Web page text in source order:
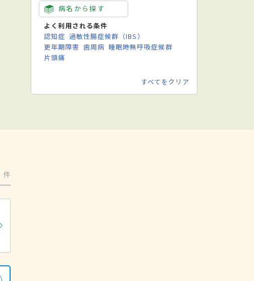
病名から探す
よく利用される条件
認知症 過敏性腸症候群（IBS）
更年期障害 歯周病 睡眠時無呼吸症候群
片頭痛
すべてをクリア
件